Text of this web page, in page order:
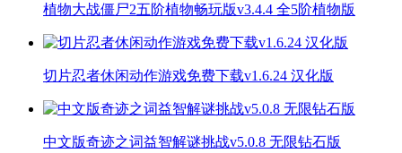
植物大战僵尸2五阶植物畅玩版v3.4.4 全5阶植物版
切片忍者休闲动作游戏免费下载v1.6.24 汉化版
中文版奇迹之词益智解谜挑战v5.0.8 无限钻石版